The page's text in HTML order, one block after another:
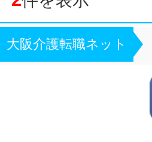
大阪介護転職ネット